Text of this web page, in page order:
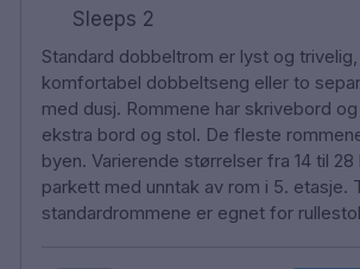
52 rom
Enkelt og Dobbeltrom
Bad med dusj
Gratis wifi
TV
Skrivebord
Hårføner
Sleeps 2
Standard dobbeltrom er lyst og
komfortabel dobbeltseng eller to
med dusj. Rommene har skrivebord
ekstra bord og stol. De fleste
byen. Varierende størrelser fra 14 til 28
parkett med unntak av rom i 5. etasje.
standardrommene er egnet for